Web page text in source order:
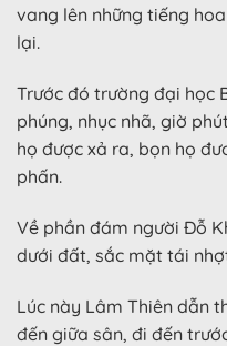
vang lên những tiếng
lại.
Trước đó trường đại học
phúng, nhục nhã, giờ
họ được xả ra, bọn họ
phấn.
Về phần đám người Đỗ
dưới đất, sắc mặt tái
Lúc này Lâm Thiên dẫn
đến giữa sân, đi đến